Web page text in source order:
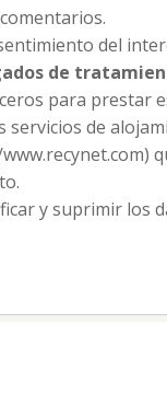
del
de
para prestar
de
y suprimir los